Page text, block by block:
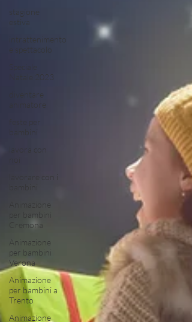
stagione
estiva
intrattenimento
e spettacolo
Speciale
Natale 2023
diventare
animatore
feste per
bambini
lavora con
lavorare con i
Animazione
per bambini
Cremona
Animazione
per bambini
Verona
Animazione
per bambini a
Trento
Animazione